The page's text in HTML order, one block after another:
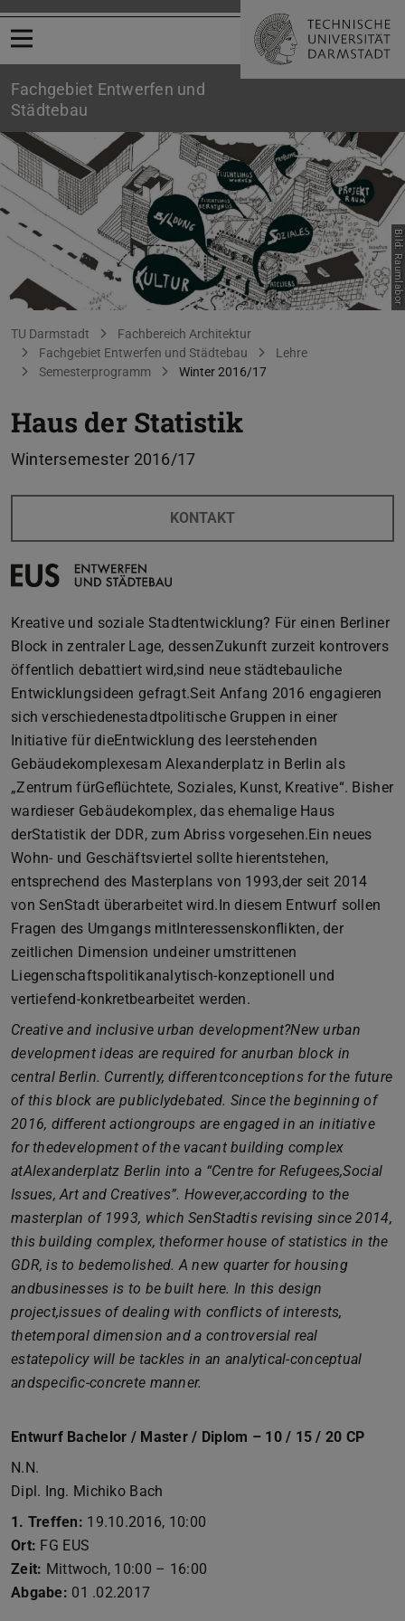
Menü öffnen
Fachgebiet Entwerfen und
Städtebau
Bild: Raumlabor
Sie befinden sich hier:
TU Darmstadt
Fachbereich Architektur
Fachgebiet Entwerfen und Städtebau
Lehre
Semesterprogramm
Winter 2016/17
Haus der Statistik
Wintersemester 2016/17
KONTAKT
Kreative und soziale Stadtentwicklung? Für einen Berliner
Block in zentraler Lage, dessenZukunft zurzeit kontrovers
öffentlich debattiert wird,sind neue städtebauliche
Entwicklungsideen gefragt.Seit Anfang 2016 engagieren
sich verschiedenestadtpolitische Gruppen in einer
Initiative für dieEntwicklung des leerstehenden
Gebäudekomplexesam Alexanderplatz in Berlin als
„Zentrum fürGeflüchtete, Soziales, Kunst, Kreative“. Bisher
wardieser Gebäudekomplex, das ehemalige Haus
derStatistik der DDR, zum Abriss vorgesehen.Ein neues
Wohn- und Geschäftsviertel sollte hierentstehen,
entsprechend des Masterplans von 1993,der seit 2014
von SenStadt überarbeitet wird.In diesem Entwurf sollen
Fragen des Umgangs mitInteressenskonflikten, der
zeitlichen Dimension undeiner umstrittenen
Liegenschaftspolitikanalytisch-konzeptionell und
vertiefend-konkretbearbeitet werden.
Creative and inclusive urban development?New urban
development ideas are required for anurban block in
central Berlin. Currently, differentconceptions for the future
of this block are publiclydebated. Since the beginning of
2016, different actiongroups are engaged in an initiative
for thedevelopment of the vacant building complex
atAlexanderplatz Berlin into a “Centre for Refugees,Social
Issues, Art and Creatives”. However,according to the
masterplan of 1993, which SenStadtis revising since 2014,
this building complex, theformer house of statistics in the
GDR, is to bedemolished. A new quarter for housing
andbusinesses is to be built here. In this design
project,issues of dealing with conflicts of interests,
thetemporal dimension and a controversial real
estatepolicy will be tackles in an analytical-conceptual
andspecific-concrete manner.
Entwurf Bachelor / Master / Diplom – 10 / 15 / 20 CP
N.N.
Dipl. Ing. Michiko Bach
1. Treffen: 19.10.2016, 10:00
Ort: FG EUS
Zeit: Mittwoch, 10:00 – 16:00
Abgabe: 01 .02.2017